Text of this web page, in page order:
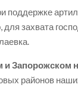
поддержке
для захвата
и Запорожском
районов